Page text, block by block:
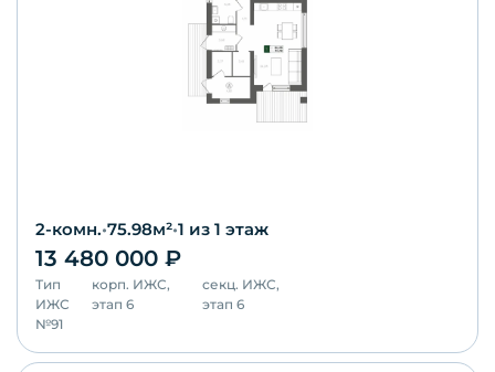
2-комн.•75.98м²•1 из 1 этаж
13 480 000 ₽
Тип
ИЖС
корп. ИЖС,
этап 6
секц. ИЖС,
этап 6
№91